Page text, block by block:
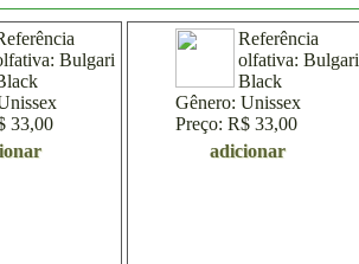
Bulgari
33,00
Referência
olfativa: Bulgari
Black
Gênero: Unissex
Preço: R$ 33,00
adicionar